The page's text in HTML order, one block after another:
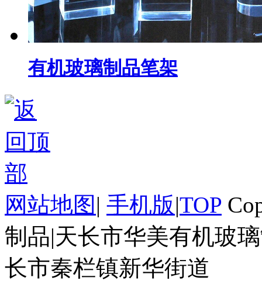
有机玻璃制品笔架
网站地图 | 手机版|TOP
制品|天长市华美有机玻
长市秦栏镇新华街道